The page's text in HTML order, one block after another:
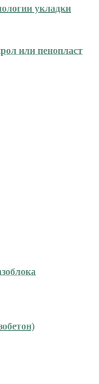
укладки
или пенопласт